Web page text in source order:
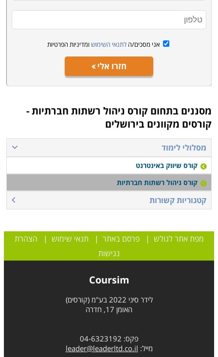
אני מסכים/ה לתנאי השימוש ומדיניות הפרטיות
חזרו אלי
מסננים בתחום קורס ניהול רשתות חברתיות -
קורסים מקוונים בירושלים
מסלולי לימוד
קורס שיווק באינטרנט
קורס ניהול רשתות חברתיות
קטגוריות קשורות
מפת אתר לגולש |פרסם באתר | תנאי שימוש | הצהרת
נגישות
Coursim
לידר סיני 2022 בע"מ (קורסים)
האומן 17, חדרה
פקס: 04-6323192
מייל: leader@leaderltd.co.il